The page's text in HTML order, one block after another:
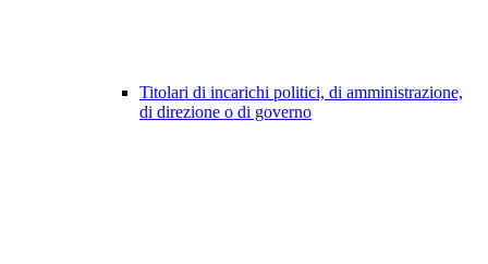
Titolari di incarichi politici, di amministrazione,
di direzione o di governo